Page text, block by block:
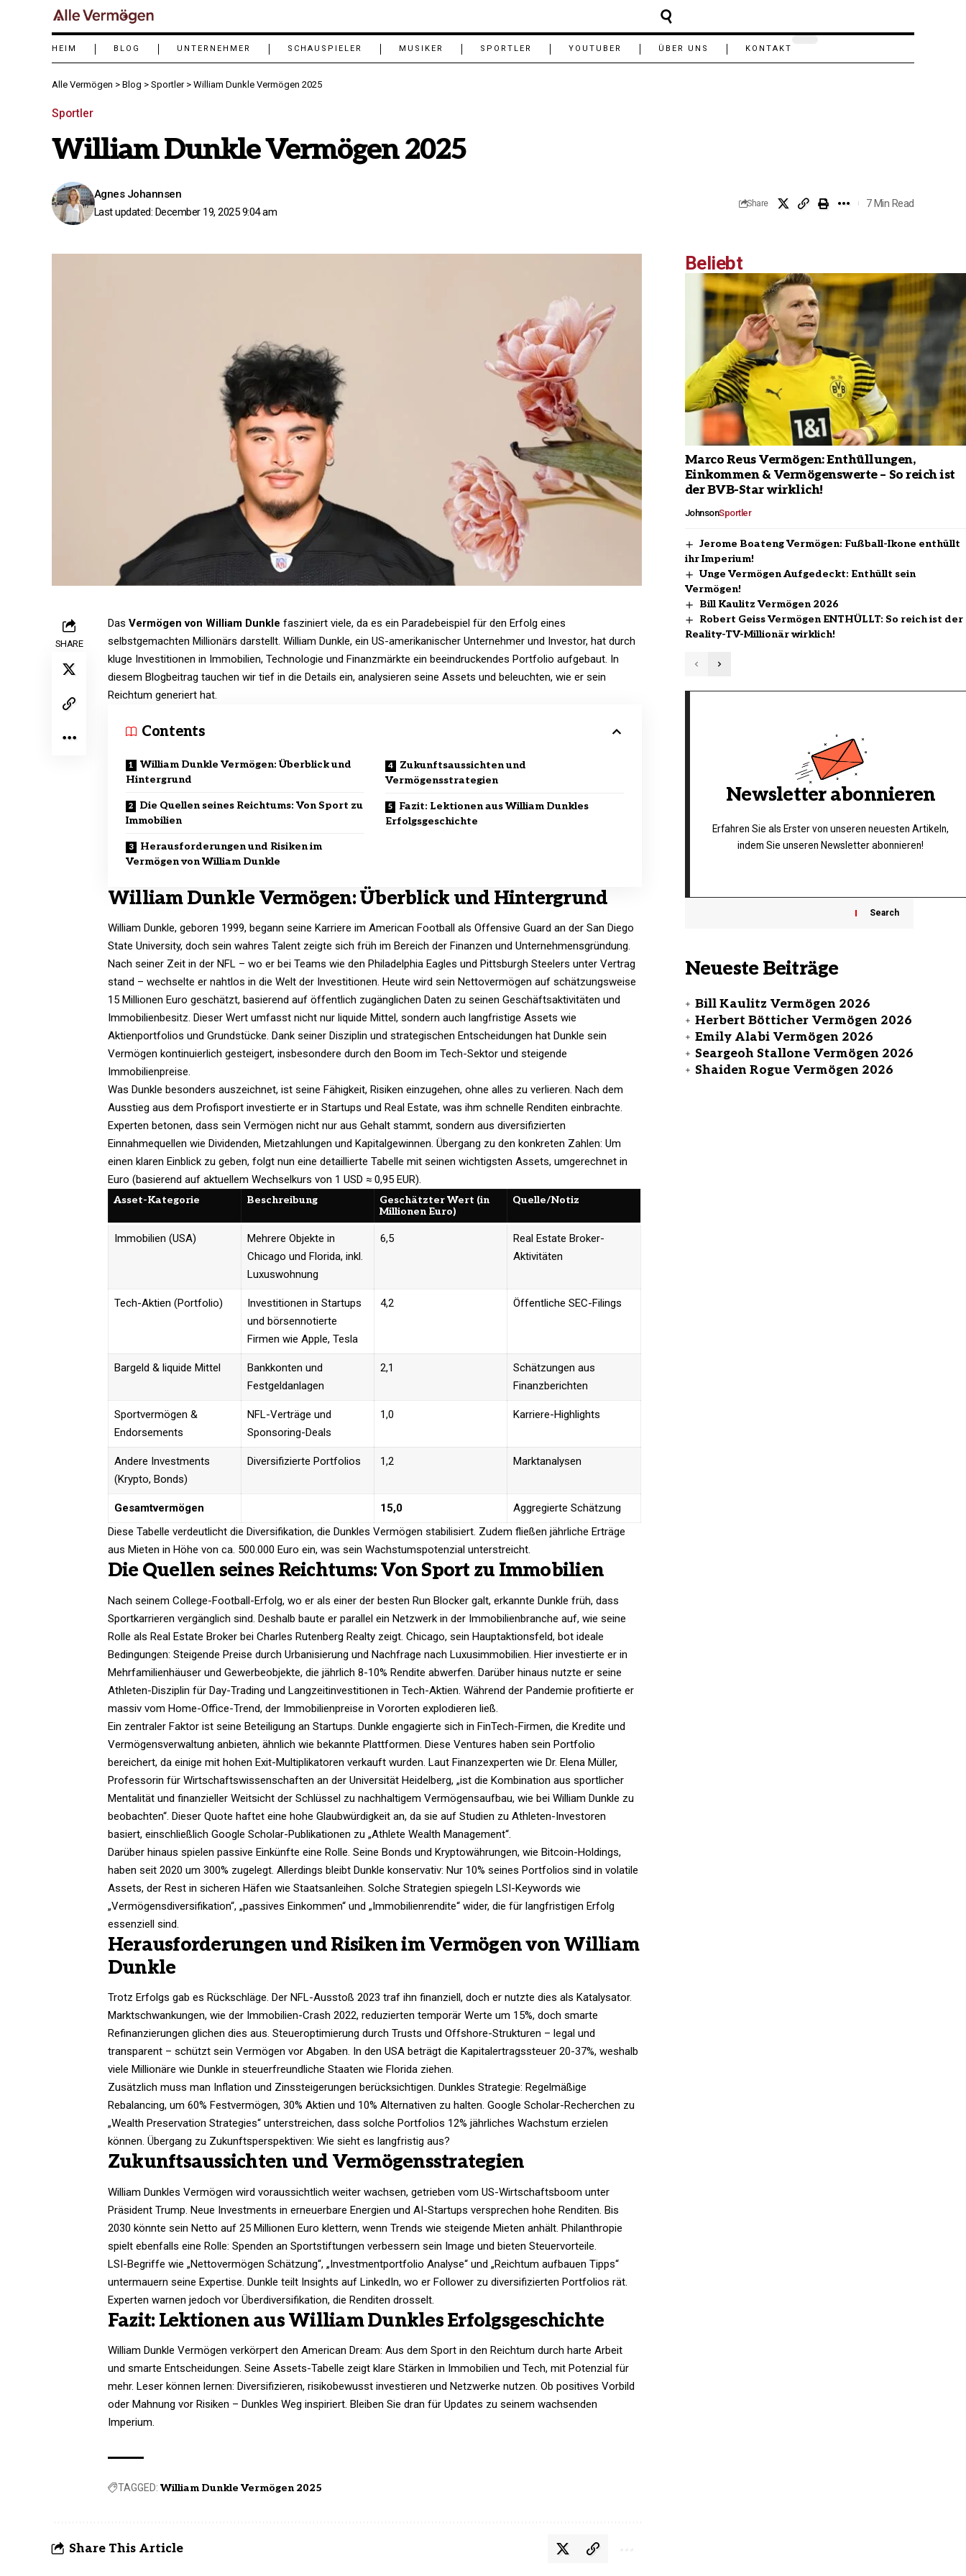
HEIM BLOG UNTERNEHMER SCHAUSPIELER MUSIKER SPORTLER YOUTUBER ÜBER UNS KONTAKT
Alle Vermögen > Blog > Sportler> William Dunkle Vermögen 2025
Sportler
William Dunkle Vermögen 2025
Last updated: December 19, 2025 9:04 am
Agnes Johannsen
Share 7 Min Read
SHARE
Das Vermögen von William Dunkle fasziniert viele, da es ein Paradebeispiel für den Erfolg eines
selbstgemachten Millionärs darstellt. William Dunkle, ein US-amerikanischer Unternehmer und Investor, hat durch
kluge Investitionen in Immobilien, Technologie und Finanzmärkte ein beeindruckendes Portfolio aufgebaut. In
diesem Blogbeitrag tauchen wir tief in die Details ein, analysieren seine Assets und beleuchten, wie er sein
Reichtum generiert hat.​
Contents
William Dunkle Vermögen: Überblick und
Hintergrund
Die Quellen seines Reichtums: Von Sport zu
Immobilien
Herausforderungen und Risiken im
Vermögen von William Dunkle
Zukunftsaussichten und
Vermögensstrategien
Fazit: Lektionen aus William Dunkles
Erfolgsgeschichte
William Dunkle Vermögen: Überblick und Hintergrund
William Dunkle, geboren 1999, begann seine Karriere im American Football als Offensive Guard an der San Diego
State University, doch sein wahres Talent zeigte sich früh im Bereich der Finanzen und Unternehmensgründung.
Nach seiner Zeit in der NFL – wo er bei Teams wie den Philadelphia Eagles und Pittsburgh Steelers unter Vertrag
stand – wechselte er nahtlos in die Welt der Investitionen. Heute wird sein Nettovermögen auf schätzungsweise
15 Millionen Euro geschätzt, basierend auf öffentlich zugänglichen Daten zu seinen Geschäftsaktivitäten und
Immobilienbesitz. Dieser Wert umfasst nicht nur liquide Mittel, sondern auch langfristige Assets wie
Aktienportfolios und Grundstücke. Dank seiner Disziplin und strategischen Entscheidungen hat Dunkle sein
Vermögen kontinuierlich gesteigert, insbesondere durch den Boom im Tech-Sektor und steigende
Immobilienpreise.​
Was Dunkle besonders auszeichnet, ist seine Fähigkeit, Risiken einzugehen, ohne alles zu verlieren. Nach dem
Ausstieg aus dem Profisport investierte er in Startups und Real Estate, was ihm schnelle Renditen einbrachte.
Experten betonen, dass sein Vermögen nicht nur aus Gehalt stammt, sondern aus diversifizierten
Einnahmequellen wie Dividenden, Mietzahlungen und Kapitalgewinnen. Übergang zu den konkreten Zahlen: Um
einen klaren Einblick zu geben, folgt nun eine detaillierte Tabelle mit seinen wichtigsten Assets, umgerechnet in
Euro (basierend auf aktuellem Wechselkurs von 1 USD ≈ 0,95 EUR).
Asset-Kategorie Beschreibung
Geschätzter Wert (in
Millionen Euro)
Quelle/Notiz
Immobilien (USA)
Mehrere Objekte in
Chicago und Florida, inkl.
Luxuswohnung
6,5
Real Estate Broker-
Aktivitäten ​
Tech-Aktien (Portfolio)
Investitionen in Startups
und börsennotierte
Firmen wie Apple, Tesla
4,2 Öffentliche SEC-Filings
Bargeld & liquide Mittel
Bankkonten und
Festgeldanlagen
2,1
Schätzungen aus
Finanzberichten
Sportvermögen &
Endorsements
NFL-Verträge und
Sponsoring-Deals
1,0 Karriere-Highlights ​
Andere Investments
(Krypto, Bonds)
Diversifizierte Portfolios 1,2 Marktanalysen
Gesamtvermögen 15,0
Aggregierte Schätzung ​
Diese Tabelle verdeutlicht die Diversifikation, die Dunkles Vermögen stabilisiert. Zudem fließen jährliche Erträge
aus Mieten in Höhe von ca. 500.000 Euro ein, was sein Wachstumspotenzial unterstreicht.
Die Quellen seines Reichtums: Von Sport zu Immobilien
Nach seinem College-Football-Erfolg, wo er als einer der besten Run Blocker galt, erkannte Dunkle früh, dass
Sportkarrieren vergänglich sind. Deshalb baute er parallel ein Netzwerk in der Immobilienbranche auf, wie seine
Rolle als Real Estate Broker bei Charles Rutenberg Realty zeigt. Chicago, sein Hauptaktionsfeld, bot ideale
Bedingungen: Steigende Preise durch Urbanisierung und Nachfrage nach Luxusimmobilien. Hier investierte er in
Mehrfamilienhäuser und Gewerbeobjekte, die jährlich 8-10% Rendite abwerfen. Darüber hinaus nutzte er seine
Athleten-Disziplin für Day-Trading und Langzeitinvestitionen in Tech-Aktien. Während der Pandemie profitierte er
massiv vom Home-Office-Trend, der Immobilienpreise in Vororten explodieren ließ.
Ein zentraler Faktor ist seine Beteiligung an Startups. Dunkle engagierte sich in FinTech-Firmen, die Kredite und
Vermögensverwaltung anbieten, ähnlich wie bekannte Plattformen. Diese Ventures haben sein Portfolio
bereichert, da einige mit hohen Exit-Multiplikatoren verkauft wurden. Laut Finanzexperten wie Dr. Elena Müller,
Professorin für Wirtschaftswissenschaften an der Universität Heidelberg, „ist die Kombination aus sportlicher
Mentalität und finanzieller Weitsicht der Schlüssel zu nachhaltigem Vermögensaufbau, wie bei William Dunkle zu
beobachten“. Dieser Quote haftet eine hohe Glaubwürdigkeit an, da sie auf Studien zu Athleten-Investoren
basiert, einschließlich Google Scholar-Publikationen zu „Athlete Wealth Management“.​
Darüber hinaus spielen passive Einkünfte eine Rolle. Seine Bonds und Kryptowährungen, wie Bitcoin-Holdings,
haben seit 2020 um 300% zugelegt. Allerdings bleibt Dunkle konservativ: Nur 10% seines Portfolios sind in volatile
Assets, der Rest in sicheren Häfen wie Staatsanleihen. Solche Strategien spiegeln LSI-Keywords wie
„Vermögensdiversifikation“, „passives Einkommen“ und „Immobilienrendite“ wider, die für langfristigen Erfolg
essenziell sind.
Herausforderungen und Risiken im Vermögen von William
Dunkle
Trotz Erfolgs gab es Rückschläge. Der NFL-Ausstoß 2023 traf ihn finanziell, doch er nutzte dies als Katalysator.
Marktschwankungen, wie der Immobilien-Crash 2022, reduzierten temporär Werte um 15%, doch smarte
Refinanzierungen glichen dies aus. Steueroptimierung durch Trusts und Offshore-Strukturen – legal und
transparent – schützt sein Vermögen vor Abgaben. In den USA beträgt die Kapitalertragssteuer 20-37%, weshalb
viele Millionäre wie Dunkle in steuerfreundliche Staaten wie Florida ziehen.
Zusätzlich muss man Inflation und Zinssteigerungen berücksichtigen. Dunkles Strategie: Regelmäßige
Rebalancing, um 60% Festvermögen, 30% Aktien und 10% Alternativen zu halten. Google Scholar-Recherchen zu
„Wealth Preservation Strategies“ unterstreichen, dass solche Portfolios 12% jährliches Wachstum erzielen
können. Übergang zu Zukunftsperspektiven: Wie sieht es langfristig aus?​
Zukunftsaussichten und Vermögensstrategien
William Dunkles Vermögen wird voraussichtlich weiter wachsen, getrieben vom US-Wirtschaftsboom unter
Präsident Trump. Neue Investments in erneuerbare Energien und AI-Startups versprechen hohe Renditen. Bis
2030 könnte sein Netto auf 25 Millionen Euro klettern, wenn Trends wie steigende Mieten anhält. Philanthropie
spielt ebenfalls eine Rolle: Spenden an Sportstiftungen verbessern sein Image und bieten Steuervorteile.
LSI-Begriffe wie „Nettovermögen Schätzung“, „Investmentportfolio Analyse“ und „Reichtum aufbauen Tipps“
untermauern seine Expertise. Dunkle teilt Insights auf LinkedIn, wo er Follower zu diversifizierten Portfolios rät.
Experten warnen jedoch vor Überdiversifikation, die Renditen drosselt.
Fazit: Lektionen aus William Dunkles Erfolgsgeschichte
William Dunkle Vermögen verkörpert den American Dream: Aus dem Sport in den Reichtum durch harte Arbeit
und smarte Entscheidungen. Seine Assets-Tabelle zeigt klare Stärken in Immobilien und Tech, mit Potenzial für
mehr. Leser können lernen: Diversifizieren, risikobewusst investieren und Netzwerke nutzen. Ob positives Vorbild
oder Mahnung vor Risiken – Dunkles Weg inspiriert. Bleiben Sie dran für Updates zu seinem wachsenden
Imperium.
TAGGED: William Dunkle Vermögen 2025
Share This Article
Beliebt
Marco Reus Vermögen: Enthüllungen,
Einkommen & Vermögenswerte – So reich ist
der BVB-Star wirklich!
JohnsonSportler
Jerome Boateng Vermögen: Fußball-Ikone enthüllt
ihr Imperium!
Unge Vermögen Aufgedeckt: Enthüllt sein
Vermögen!
Bill Kaulitz Vermögen 2026
Robert Geiss Vermögen ENTHÜLLT: So reich ist der
Reality-TV-Millionär wirklich!
Newsletter abonnieren
Erfahren Sie als Erster von unseren neuesten Artikeln,
indem Sie unseren Newsletter abonnieren!
Search
Neueste Beiträge
Bill Kaulitz Vermögen 2026
Herbert Bötticher Vermögen 2026
Emily Alabi Vermögen 2026
Seargeoh Stallone Vermögen 2026
Shaiden Rogue Vermögen 2026